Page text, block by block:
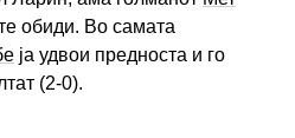
обиди. Во самата
ја удвои предноста и го
(2-0).